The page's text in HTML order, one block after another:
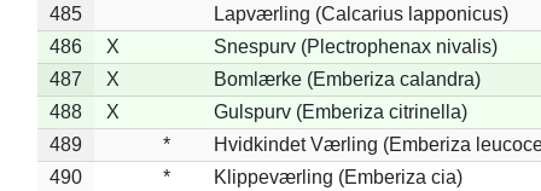
485
Lapværling (Calcarius lapponicus)
486
X
Snespurv (Plectrophenax nivalis)
487
X
Bomlærke (Emberiza calandra)
488
X
Gulspurv (Emberiza citrinella)
489
*
Hvidkindet Værling (Emberiza
490
* Klippeværling (Emberiza cia)